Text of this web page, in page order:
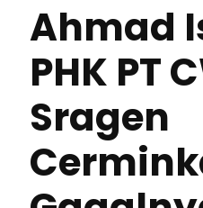
Ahmad
PHK PT
Sragen